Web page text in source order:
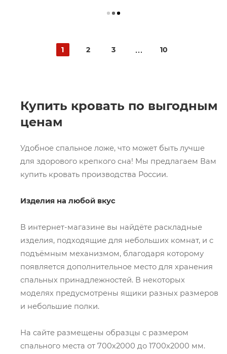
1 2 3 10
Купить кровать по выгодным
ценам
Удобное спальное ложе, что может быть лучше
для здорового крепкого сна! Мы предлагаем Вам
купить кровать производства России.
Изделия на любой вкус
В интернет-магазине вы найдёте раскладные
изделия, подходящие для небольших комнат, и с
подъёмным механизмом, благодаря которому
появляется дополнительное место для хранения
спальных принадлежностей. В некоторых
моделях предусмотрены ящики разных размеров
и небольшие полки.
На сайте размещены образцы с размером
спального места от 700х2000 до 1700х2000 мм.